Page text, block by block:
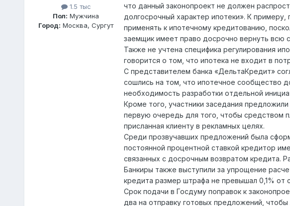
1.5 тыс
Пол: Мужчина
Город: Москва, Сургут
что данный законопроект не должен
долгосрочный характер ипотеки». К
применять к ипотечному кредитованию,
заемщик имеет право досрочно вернуть всю
Также не учтена специфика регулирования
говорится о том, что ипотека не входит в
С представителем банка «ДельтаКредит»
сошлись на том, что ипотечное сообщество
необходимость разработки отдельной
Кроме того, участники заседания
первую очередь для того, чтобы средством
присланная клиенту в рекламных целях.
Среди прозвучавших предложений была
постоянной процентной ставкой кредитор
связанных с досрочным возвратом кредита.
Банкиры также выступили за упрощение
кредита размер штрафа не превышал 0,1% от
Срок подачи в Госдуму поправок к
два на отправку готовых предложений,